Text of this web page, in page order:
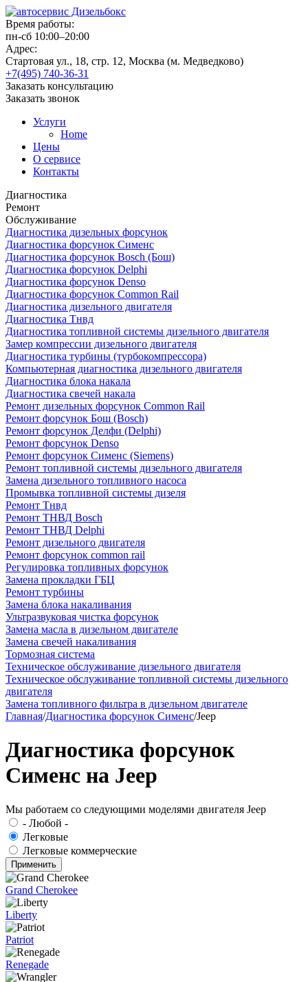
Время работы:
пн-сб 10:00–20:00
Адрес:
Стартовая ул., 18, стр. 12, Москва (м. Медведково)
+7(495) 740-36-31
Заказать консультацию
Заказать звонок
Услуги
Home
Цены
О сервисе
Контакты
Диагностика
Ремонт
Обслуживание
Диагностика дизельных форсунок
Диагностика форсунок Сименс
Диагностика форсунок Bosch (Бош)
Диагностика форсунок Delphi
Диагностика форсунок Denso
Диагностика форсунок Common Rail
Диагностика дизельного двигателя
Диагностика Тнвд
Диагностика топливной системы дизельного двигателя
Замер компрессии дизельного двигателя
Диагностика турбины (турбокомпрессора)
Компьютерная диагностика дизельного двигателя
Диагностика блока накала
Диагностика свечей накала
Ремонт дизельных форсунок Common Rail
Ремонт форсунок Бош (Bosch)
Ремонт форсунок Делфи (Delphi)
Ремонт форсунок Denso
Ремонт форсунок Сименс (Siemens)
Ремонт топливной системы дизельного двигателя
Замена дизельного топливного насоса
Промывка топливной системы дизеля
Ремонт Тнвд
Ремонт ТНВД Bosch
Ремонт ТНВД Delphi
Ремонт дизельного двигателя
Ремонт форсунок common rail
Регулировка топливных форсунок
Замена прокладки ГБЦ
Ремонт турбины
Замена блока накаливания
Ультразвуковая чистка форсунок
Замена масла в дизельном двигателе
Замена свечей накаливания
Тормозная система
Техническое обслуживание дизельного двигателя
Техническое обслуживание топливной системы дизельного
двигателя
Замена топливного фильтра в дизельном двигателе
Главная/Диагностика форсунок Сименс/Jeep
Диагностика форсунок
Сименс на Jeep
Мы работаем со следующими моделями двигателя Jeep
- Любой -
Легковые
Легковые коммерческие
Grand Cherokee
Liberty
Patriot
Renegade